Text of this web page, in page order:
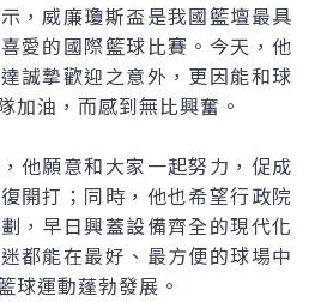
威廉瓊斯盃是我國籃壇最具
愛的國際籃球比賽。今天，他
誠摯歡迎之意外，更因能和球
加油，而感到無比興奮。
願意和大家一起努力，促成
開打；同時，他也希望行政院
，早日興蓋設備齊全的現代化
都能在最好、最方便的球場中
球運動蓬勃發展。